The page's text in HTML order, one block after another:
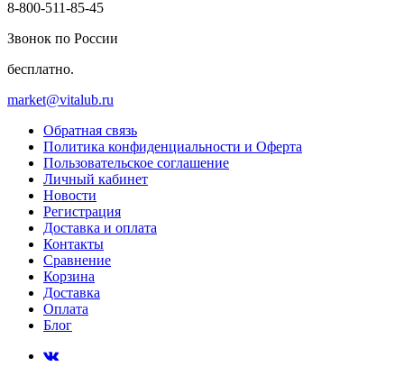
8-800-511-85-45
Звонок по России
бесплатно.
market@vitalub.ru
Обратная связь
Политика конфиденциальности и Оферта
Пользовательское соглашение
Личный кабинет
Новости
Регистрация
Доставка и оплата
Контакты
Сравнение
Корзина
Доставка
Оплата
Блог